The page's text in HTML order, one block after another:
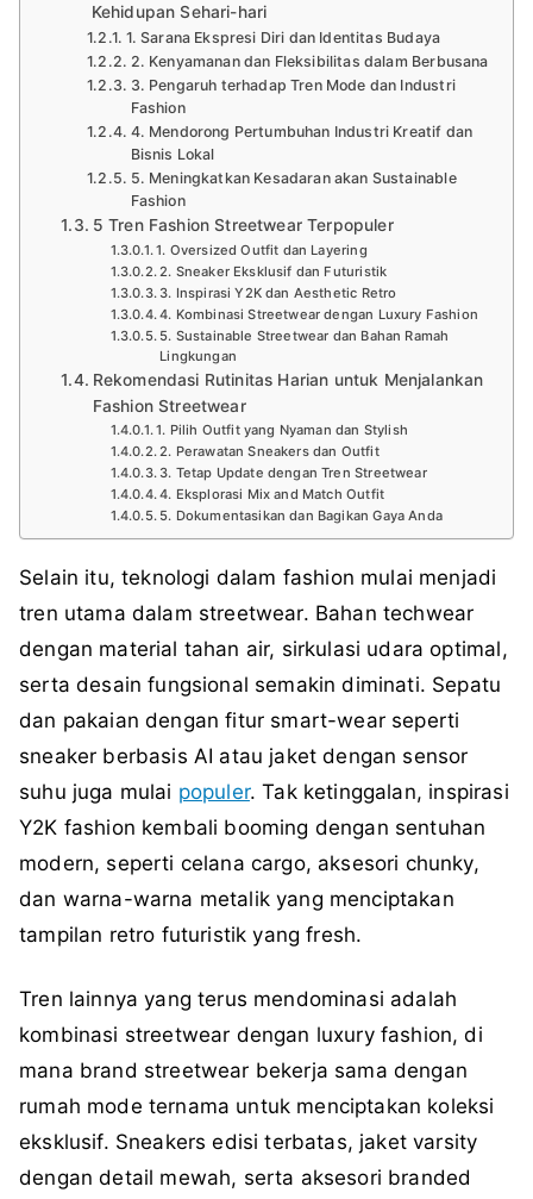
Kehidupan Sehari-hari
1. Sarana Ekspresi Diri dan Identitas Budaya
2. Kenyamanan dan Fleksibilitas dalam Berbusana
3. Pengaruh terhadap Tren Mode dan Industri
Fashion
4. Mendorong Pertumbuhan Industri Kreatif dan
Bisnis Lokal
5. Meningkatkan Kesadaran akan Sustainable
Fashion
5 Tren Fashion Streetwear Terpopuler
1. Oversized Outfit dan Layering
2. Sneaker Eksklusif dan Futuristik
3. Inspirasi Y2K dan Aesthetic Retro
4. Kombinasi Streetwear dengan Luxury Fashion
5. Sustainable Streetwear dan Bahan Ramah
Lingkungan
Rekomendasi Rutinitas Harian untuk Menjalankan
Fashion Streetwear
1. Pilih Outfit yang Nyaman dan Stylish
2. Perawatan Sneakers dan Outfit
3. Tetap Update dengan Tren Streetwear
4. Eksplorasi Mix and Match Outfit
5. Dokumentasikan dan Bagikan Gaya Anda
Selain itu, teknologi dalam fashion mulai menjadi
tren utama dalam streetwear. Bahan techwear
dengan material tahan air, sirkulasi udara optimal,
serta desain fungsional semakin diminati. Sepatu
dan pakaian dengan fitur smart-wear seperti
sneaker berbasis AI atau jaket dengan sensor
suhu juga mulai populer. Tak ketinggalan, inspirasi
Y2K fashion kembali booming dengan sentuhan
modern, seperti celana cargo, aksesori chunky,
dan warna-warna metalik yang menciptakan
tampilan retro futuristik yang fresh.
Tren lainnya yang terus mendominasi adalah
kombinasi streetwear dengan luxury fashion, di
mana brand streetwear bekerja sama dengan
rumah mode ternama untuk menciptakan koleksi
eksklusif. Sneakers edisi terbatas, jaket varsity
dengan detail mewah, serta aksesori branded